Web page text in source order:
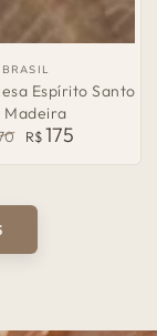
País
de
Origem:
BRASIL
Espírito Santo
Madeira
R$ 175